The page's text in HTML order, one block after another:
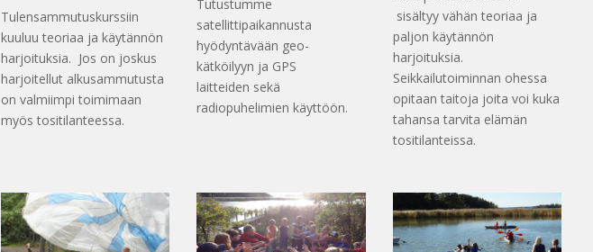
Tulensammutuskurssiin
kuuluu teoriaa ja käytännön
harjoituksia. Jos on joskus
harjoitellut alkusammutusta
on valmiimpi toimimaan
myös tositilanteessa.
Tutustumme
satellittipaikannusta
hyödyntävään geo-
kätköilyyn ja GPS
laitteiden sekä
radiopuhelimien käyttöön.
sisältyy vähän teoriaa ja
paljon käytännön
harjoituksia.
Seikkailutoiminnan ohessa
opitaan taitoja joita voi kuka
tahansa tarvita elämän
tositilanteissa.